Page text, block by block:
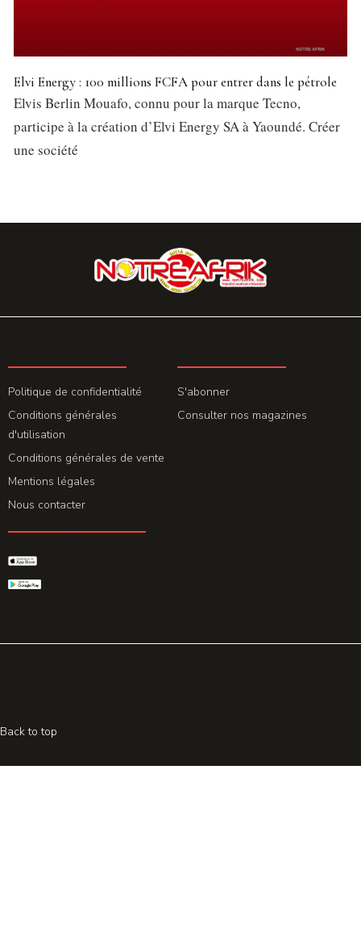
Elvi Energy : 100 millions FCFA pour entrer dans le pétrole
Elvis Berlin Mouafo, connu pour la marque Tecno,
participe à la création d’Elvi Energy SA à Yaoundé. Créer
une société
Politique de confidentialité
Conditions générales
d'utilisation
Conditions générales de vente
Mentions légales
Nous contacter
S'abonner
Consulter nos magazines
Back to top